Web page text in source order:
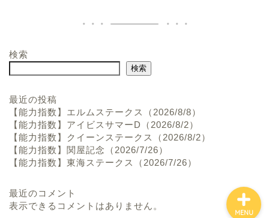
検索
検索
最近の投稿
【能力指数】エルムステークス（2026/8/8）
【能力指数】アイビスサマーD（2026/8/2）
【能力指数】クイーンステークス（2026/8/2）
【能力指数】関屋記念（2026/7/26）
【能力指数】東海ステークス（2026/7/26）
最近のコメント
表示できるコメントはありません。
MENU
プロフィール